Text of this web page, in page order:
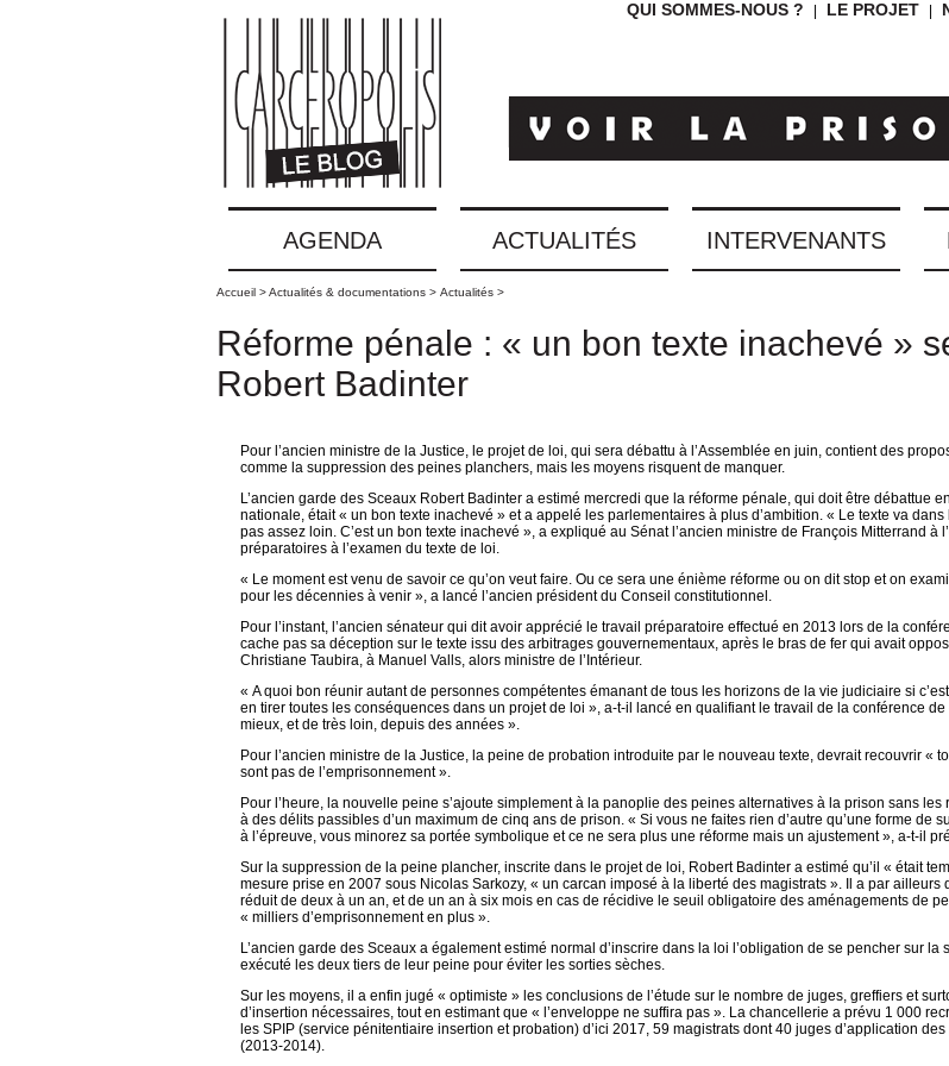
QUI SOMMES-NOUS ? LE PROJET
AGENDA ACTUALITÉS INTERVENANTS
Accueil >Actualités & documentations > Actualités >
Réforme pénale : « un bon texte inachevé »
Robert Badinter
Pour l’ancien ministre de la Justice, le projet de loi, qui sera débattu à l’Assemblée en juin, contient des
comme la suppression des peines planchers, mais les moyens risquent de manquer.
L’ancien garde des Sceaux Robert Badinter a estimé mercredi que la réforme pénale, qui doit être débattue
nationale, était « un bon texte inachevé » et a appelé les parlementaires à plus d’ambition. « Le texte va
pas assez loin. C’est un bon texte inachevé », a expliqué au Sénat l’ancien ministre de François Mitterrand à
préparatoires à l’examen du texte de loi.
« Le moment est venu de savoir ce qu’on veut faire. Ou ce sera une énième réforme ou on dit stop et on
pour les décennies à venir », a lancé l’ancien président du Conseil constitutionnel.
Pour l’instant, l’ancien sénateur qui dit avoir apprécié le travail préparatoire effectué en 2013 lors de la
cache pas sa déception sur le texte issu des arbitrages gouvernementaux, après le bras de fer qui avait
Christiane Taubira, à Manuel Valls, alors ministre de l’Intérieur.
« A quoi bon réunir autant de personnes compétentes émanant de tous les horizons de la vie judiciaire si
en tirer toutes les conséquences dans un projet de loi », a-t-il lancé en qualifiant le travail de la conférence de
mieux, et de très loin, depuis des années ».
Pour l’ancien ministre de la Justice, la peine de probation introduite par le nouveau texte, devrait recouvrir «
sont pas de l’emprisonnement ».
Pour l’heure, la nouvelle peine s’ajoute simplement à la panoplie des peines alternatives à la prison sans les
à des délits passibles d’un maximum de cinq ans de prison. « Si vous ne faites rien d’autre qu’une forme de
à l’épreuve, vous minorez sa portée symbolique et ce ne sera plus une réforme mais un ajustement », a-t-il
Sur la suppression de la peine plancher, inscrite dans le projet de loi, Robert Badinter a estimé qu’il « était
mesure prise en 2007 sous Nicolas Sarkozy, « un carcan imposé à la liberté des magistrats ». Il a par ailleurs
réduit de deux à un an, et de un an à six mois en cas de récidive le seuil obligatoire des aménagements de
« milliers d’emprisonnement en plus ».
L’ancien garde des Sceaux a également estimé normal d’inscrire dans la loi l’obligation de se pencher sur la
exécuté les deux tiers de leur peine pour éviter les sorties sèches.
Sur les moyens, il a enfin jugé « optimiste » les conclusions de l’étude sur le nombre de juges, greffiers et
d’insertion nécessaires, tout en estimant que « l’enveloppe ne suffira pas ». La chancellerie a prévu 1 000
les SPIP (service pénitentiaire insertion et probation) d’ici 2017, 59 magistrats dont 40 juges d’application
(2013-2014).